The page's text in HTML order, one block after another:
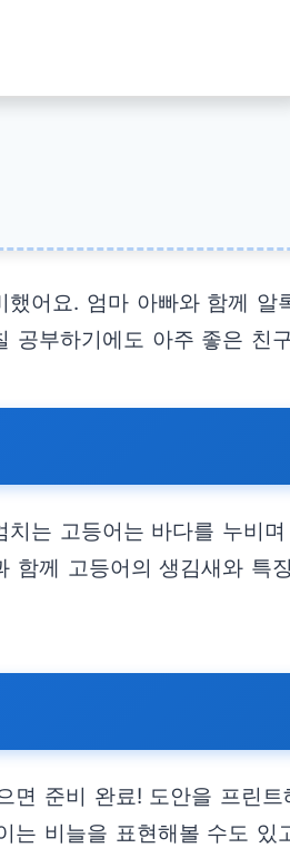
어요. 엄마 아빠와 함께 알
공부하기에도 아주 좋은 친
는 고등어는 바다를 누비며
함께 고등어의 생김새와 특
준비 완료! 도안을 프린트
는 비늘을 표현해볼 수도 있